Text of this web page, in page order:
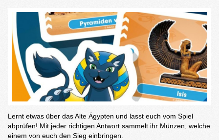
Lernt etwas über das Alte Ägypten und lasst euch vom Spiel
abprüfen! Mit jeder richtigen Antwort sammelt ihr Münzen, welche
einem von euch den Sieg einbringen.